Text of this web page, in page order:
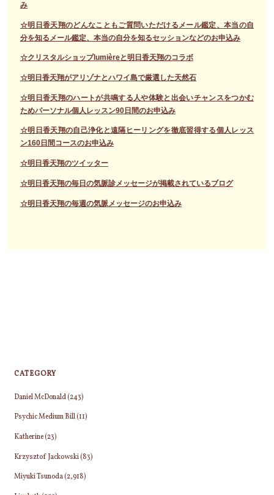
み
☆明日香天翔のどんなこともご質問いただけるメール鑑定、本当の自
分を知るメール鑑定、本当の自分を知るセッションなどのお申込み
☆クリスタルショップlumièreと明日香天翔のコラボ
☆明日香天翔がアリゾナとハワイ島で厳選した天然石
☆明日香天翔のハートが共鳴する人や体験と出会いチャンスをつかむ
ためパーソナル個人レッスン90日間のお申込み
☆明日香天翔の自己浄化と遠隔ヒーリングを徹底習得する個人レッス
ン160日間コースのお申込み
☆明日香天翔のツイッター
☆明日香天翔の毎日の気脈診メッセージが掲載されているブログ
☆明日香天翔の毎週の気脈メッセージのお申込み
CATEGORY
Daniel McDonald(243)
Psychic Medium Bill(11)
Katherine(23)
Krzysztof Jackowski(83)
Miyuki Tsunoda(2,918)